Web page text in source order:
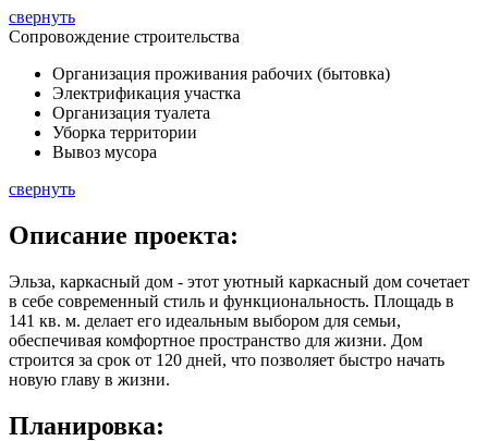
свернуть
Сопровождение строительства
Организация проживания рабочих (бытовка)
Электрификация участка
Организация туалета
Уборка территории
Вывоз мусора
свернуть
Описание проекта:
Эльза, каркасный дом - этот уютный каркасный дом сочетает
в себе современный стиль и функциональность. Площадь в
141 кв. м. делает его идеальным выбором для семьи,
обеспечивая комфортное пространство для жизни. Дом
строится за срок от 120 дней, что позволяет быстро начать
новую главу в жизни.
Планировка: